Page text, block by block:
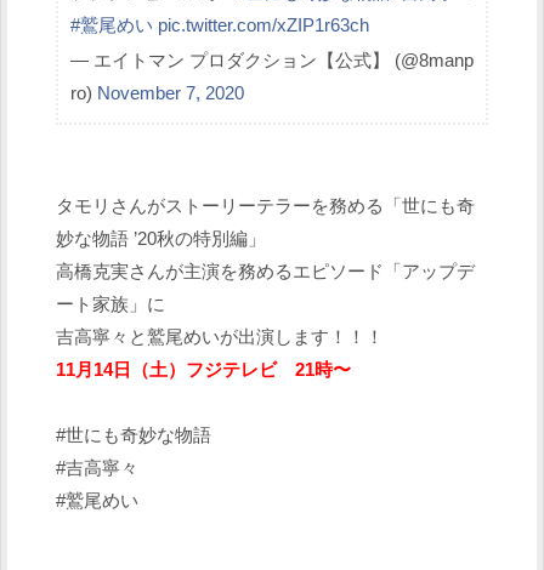
#鷲尾めい pic.twitter.com/xZIP1r63ch
— エイトマン プロダクション【公式】 (@8manp
ro) November 7, 2020
タモリさんがストーリーテラーを務める「世にも奇
妙な物語 ’20秋の特別編」
高橋克実さんが主演を務めるエピソード「アップデ
ート家族」に
吉高寧々と鷲尾めいが出演します！！！
11月14日（土）フジテレビ 21時〜
#世にも奇妙な物語
#吉高寧々
#鷲尾めい